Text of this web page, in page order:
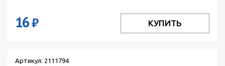
16₽ КУПИТЬ
Артикул: 2111794